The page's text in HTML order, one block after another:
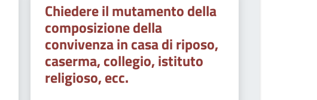
Chiedere il mutamento della
composizione della
convivenza in casa di riposo,
caserma, collegio, istituto
religioso, ecc.